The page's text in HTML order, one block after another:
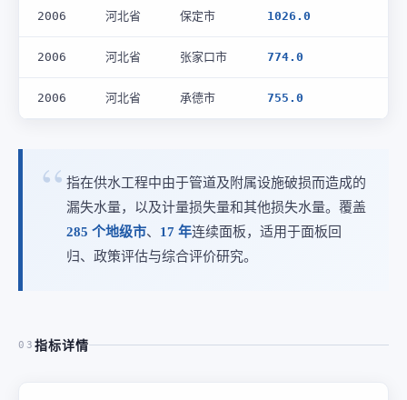
2006 河北省 保定市 1026.0
2006 河北省 张家口市 774.0
2006 河北省 承德市 755.0
指在供水工程中由于管道及附属设施破损而造成的
漏失水量，以及计量损失量和其他损失水量。覆盖
285 个地级市、 17 年连续面板，适用于面板回
归、政策评估与综合评价研究。
03 指标详情